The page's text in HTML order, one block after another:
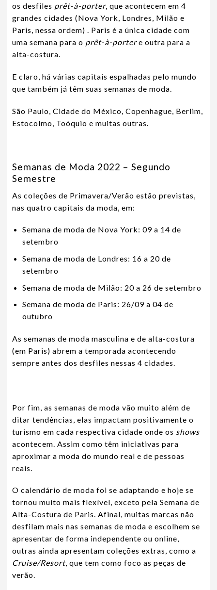
os desfiles prêt-à-porter, que acontecem em 4
grandes cidades (Nova York, Londres, Milão e
Paris, nessa ordem) . Paris é a única cidade com
uma semana para o prêt-à-portere outra para a
alta-costura.
E claro, há várias capitais espalhadas pelo mundo
que também já têm suas semanas de moda.
São Paulo, Cidade do México, Copenhague, Berlim,
Estocolmo, Toóquio e muitas outras.
Semanas de Moda 2022 – Segundo
Semestre
As coleções de Primavera/Verão estão previstas,
nas quatro capitais da moda, em:
Semana de moda de Nova York: 09 a 14 de
setembro
Semana de moda de Londres: 16 a 20 de
setembro
Semana de moda de Milão: 20 a 26 de setembro
Semana de moda de Paris: 26/09 a 04 de
outubro
As semanas de moda masculina e de alta-costura
(em Paris) abrem a temporada acontecendo
sempre antes dos desfiles nessas 4 cidades.
Por fim, as semanas de moda vão muito além de
ditar tendências, elas impactam positivamente o
turismo em cada respectiva cidade onde os shows
acontecem. Assim como têm iniciativas para
aproximar a moda do mundo real e de pessoas
reais.
O calendário de moda foi se adaptando e hoje se
tornou muito mais flexível, exceto pela Semana de
Alta-Costura de Paris. Afinal, muitas marcas não
desfilam mais nas semanas de moda e escolhem se
apresentar de forma independente ou online,
outras ainda apresentam coleções extras, como a
Cruise/Resort, que tem como foco as peças de
verão.